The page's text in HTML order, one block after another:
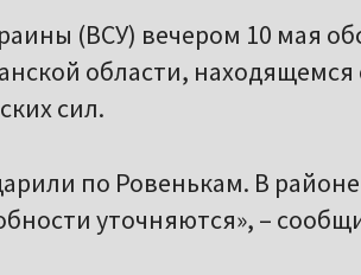
(ВСУ) вечером 10 мая
области, находящемся
сил.
по Ровенькам. В
уточняются», –